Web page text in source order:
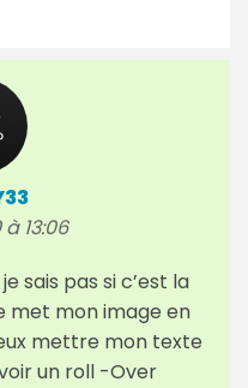
13:06
sais pas si c’est la
met mon image en
mettre mon texte
un roll -Over